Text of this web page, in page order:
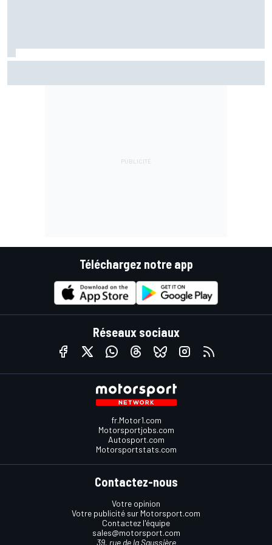
Téléchargez notre app
Réseaux sociaux
fr.Motor1.com
Motorsportjobs.com
Autosport.com
Motorsportstats.com
Contactez-nous
Votre opinion
Votre publicité sur Motorsport.com
Contactez l'équipe
sales@motorsport.com
39, rue de la Saussière